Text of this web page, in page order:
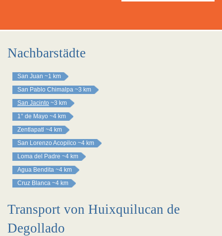
Nachbarstädte
San Juan ~1 km
San Pablo Chimalpa ~3 km
San Jacinto ~3 km
1° de Mayo ~4 km
Zentlapatl ~4 km
San Lorenzo Acopilco ~4 km
Loma del Padre ~4 km
Agua Bendita ~4 km
Cruz Blanca ~4 km
Transport von Huixquilucan de
Degollado